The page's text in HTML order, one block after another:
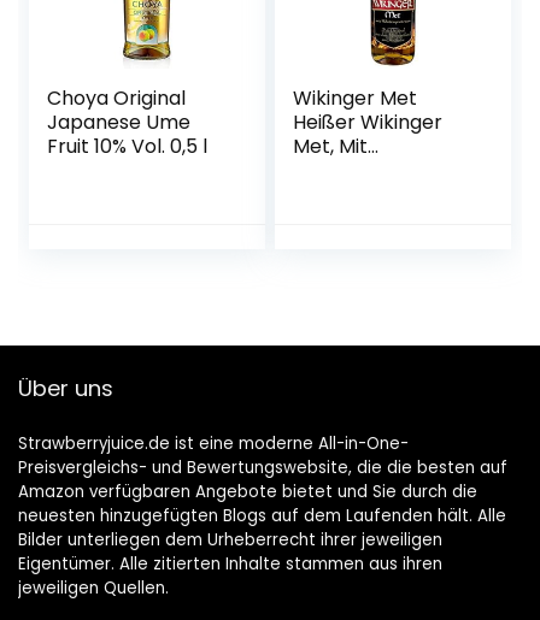
Choya Original
Japanese Ume
Fruit 10% Vol. 0,5 l
Wikinger Met
Heißer Wikinger
Met, Mit
Über uns
Strawberryjuice.de ist eine moderne All-in-One-
Preisvergleichs- und Bewertungswebsite, die die besten auf
Amazon verfügbaren Angebote bietet und Sie durch die
neuesten hinzugefügten Blogs auf dem Laufenden hält. Alle
Bilder unterliegen dem Urheberrecht ihrer jeweiligen
Eigentümer. Alle zitierten Inhalte stammen aus ihren
jeweiligen Quellen.